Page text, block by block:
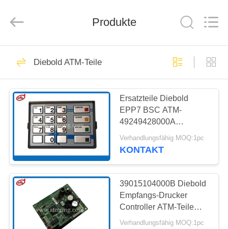
HAUSE
PRODUKTE
ÜBER
UNS
WERKSBESICHTIGUNG
QUALITÄTSKONTROLLE
Technology
Rights
Ersatzteile ATMs
932
ATM-Maschinenteile
831
Produkte
Diebold ATM-Teile
Ersatzteile Diebold
EPP7 BSC ATM-
49249428000A
St. STL MDL-LGE
Verhandlungsfähig MOQ:1pc
KONTAKT
39015104000B Diebold
Empfangs-Drucker
Controller ATM-Teile
CCA USB
Verhandlungsfähig MOQ:1pc